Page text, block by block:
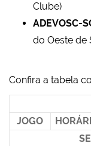
Clube)
ADEVOSC-
do Oeste de
Confira a tabela
JOGO